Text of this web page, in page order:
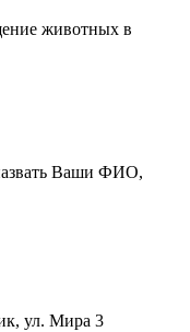
животных в
Ваши ФИО,
ул. Мира 3